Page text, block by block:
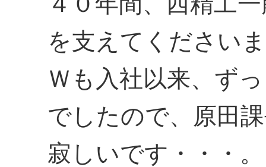
を支えてください
Ｗも入社以来、ず
でしたので、原田
寂しいです・・・。